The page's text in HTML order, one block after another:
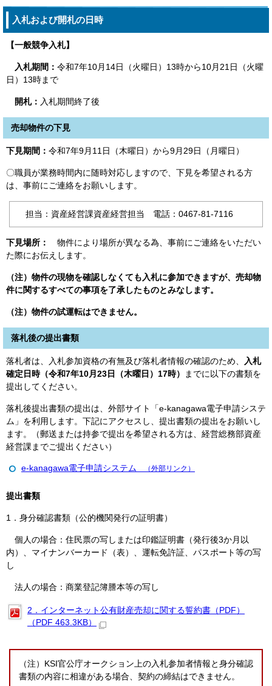
入札および開札の日時
【一般競争入札】
入札期間： 令和7年10月14日（火曜日）13時から10月21日（火曜
日）13時まで
開札： 入札期間終了後
売却物件の下見
下見期間： 令和7年9月11日（木曜日）から9月29日（月曜日）
〇職員が業務時間内に随時対応しますので、下見を希望される方
は、事前にご連絡をお願いします。
担当：資産経営課資産経営担当 電話：0467-81-7116
下見場所：
物件により場所が異なる為、事前にご連絡をいただい
た際にお伝えします。
（注）物件の現物を確認しなくても入札に参加できますが、売却物
件に関するすべての事項を了承したものとみなします。
（注）物件の試運転はできません。
落札後の提出書類
落札者は、入札参加資格の有無及び落札者情報の確認のため、
入札
確定日時（令和7年10月23日（木曜日）17時）
までに以下の書類を
提出してください。
落札後提出書類の提出は、外部サイト「e-kanagawa電子申請システ
ム」を利用します。下記にアクセスし、提出書類の提出をお願いし
ます。（郵送または持参で提出を希望される方は、経営総務部資産
経営課までご提出ください）
e-kanagawa電子申請システム （外部リンク）
提出書類
1．身分確認書類（公的機関発行の証明書）
個人の場合：住民票の写しまたは印鑑証明書（発行後3か月以
内）、マイナンバーカード（表）、運転免許証、パスポート等の写
し
法人の場合：商業登記簿謄本等の写し
2．インターネット公有財産売却に関する誓約書（PDF）
（PDF 463.3KB）
（注）KSI官公庁オークション上の入札参加者情報と身分確認
書類の内容に相違がある場合、契約の締結はできません。